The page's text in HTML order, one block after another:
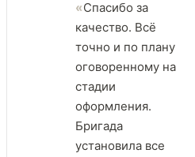
Спасибо за
качество. Всё
точно и по плану
оговоренному на
стадии
оформления.
Бригада
установила все